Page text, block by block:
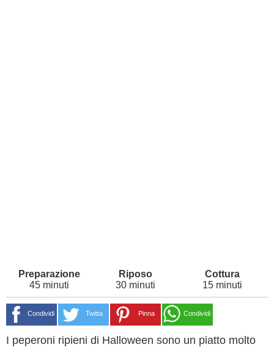
45 minuti 30 minuti 15 minuti
Condividi Twitta Pinna Condividi
I peperoni ripieni di Halloween sono un piatto molto